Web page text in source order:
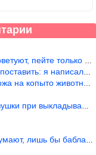
пейте только когда
я написала статью
животного, не хв
выкладывании товара
лишь бы бабла срубить!